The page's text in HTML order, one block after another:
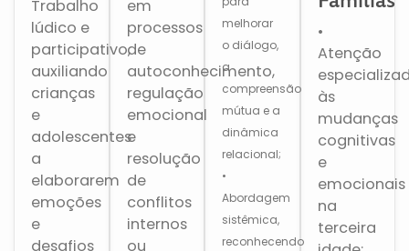
Trabalho
lúdico e
participativo,
auxiliando
crianças
e
adolescentes
a
elaborarem
emoções
e
desafios
em
processos
de
autoconhecimento,
regulação
emocional
e
resolução
de
conflitos
internos
ou
melhorar
o diálogo,
a
compreensão
mútua e a
dinâmica
relacional;
•
Abordagem
sistêmica,
reconhecendo
•
Atenção
às
mudanças
cognitivas
e
emocionais
na
terceira